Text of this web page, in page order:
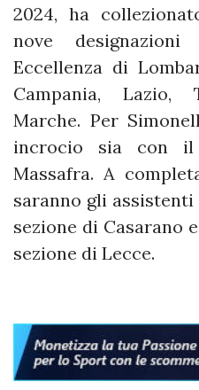
2024, ha
nove
Eccellenza di
Campania, Lazio,
Marche. Per
incrocio sia con
Massafra. A
saranno gli
sezione di Casarano
sezione di Lecce.